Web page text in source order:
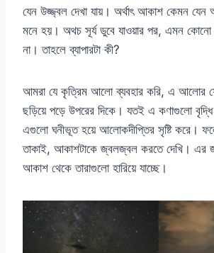
যেন উজ্জ্বল দেখা যায়। অর্থাৎ আকাশ কেমন যেন
মনে হয়। অথচ সূর্য ডুবে যাওয়ার পর, এমন কোনো
না। তাহলে ব্যাপারটা কী?
আমরা যে কৃত্রিম আলো ব্যবহার করি, এ আলোর
ছড়িয়ে পড়ে উপরের দিকে। যতই এ কণাগুলো
এগুলো ঘনীভূত হয়ে আলোকদীপ্তির সৃষ্টি করে।
তাকাই, আকাশটাকে জ্বলজ্বল করতে দেখি। এর
আকাশ থেকে তারাগুলো হারিয়ে যাচ্ছে।